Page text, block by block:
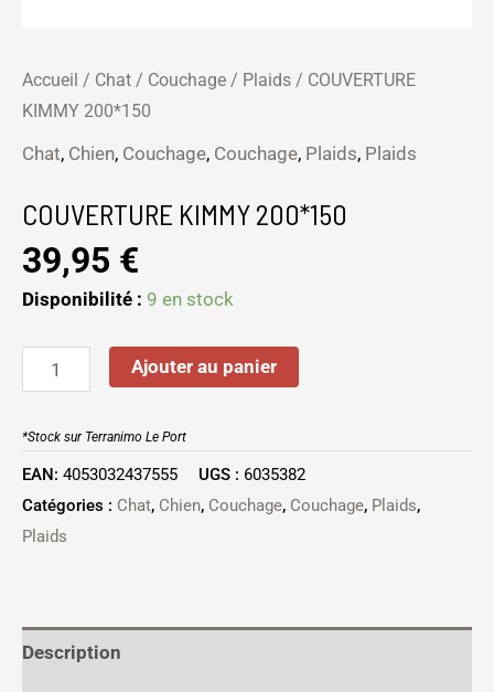
Accueil / Chat / Couchage / Plaids / COUVERTURE
KIMMY 200*150
Chat, Chien, Couchage, Couchage, Plaids, Plaids
COUVERTURE KIMMY 200*150
39,95 €
Disponibilité : 9 en stock
Ajouter au panier
*Stock sur Terranimo Le Port
EAN: 4053032437555 UGS : 6035382
Catégories : Chat, Chien, Couchage, Couchage, Plaids,
Plaids
Description